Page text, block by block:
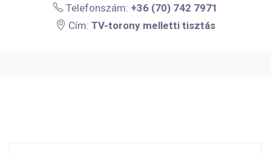
Telefonszám: +36 (70) 742 7971
Cím: TV-torony melletti tisztás